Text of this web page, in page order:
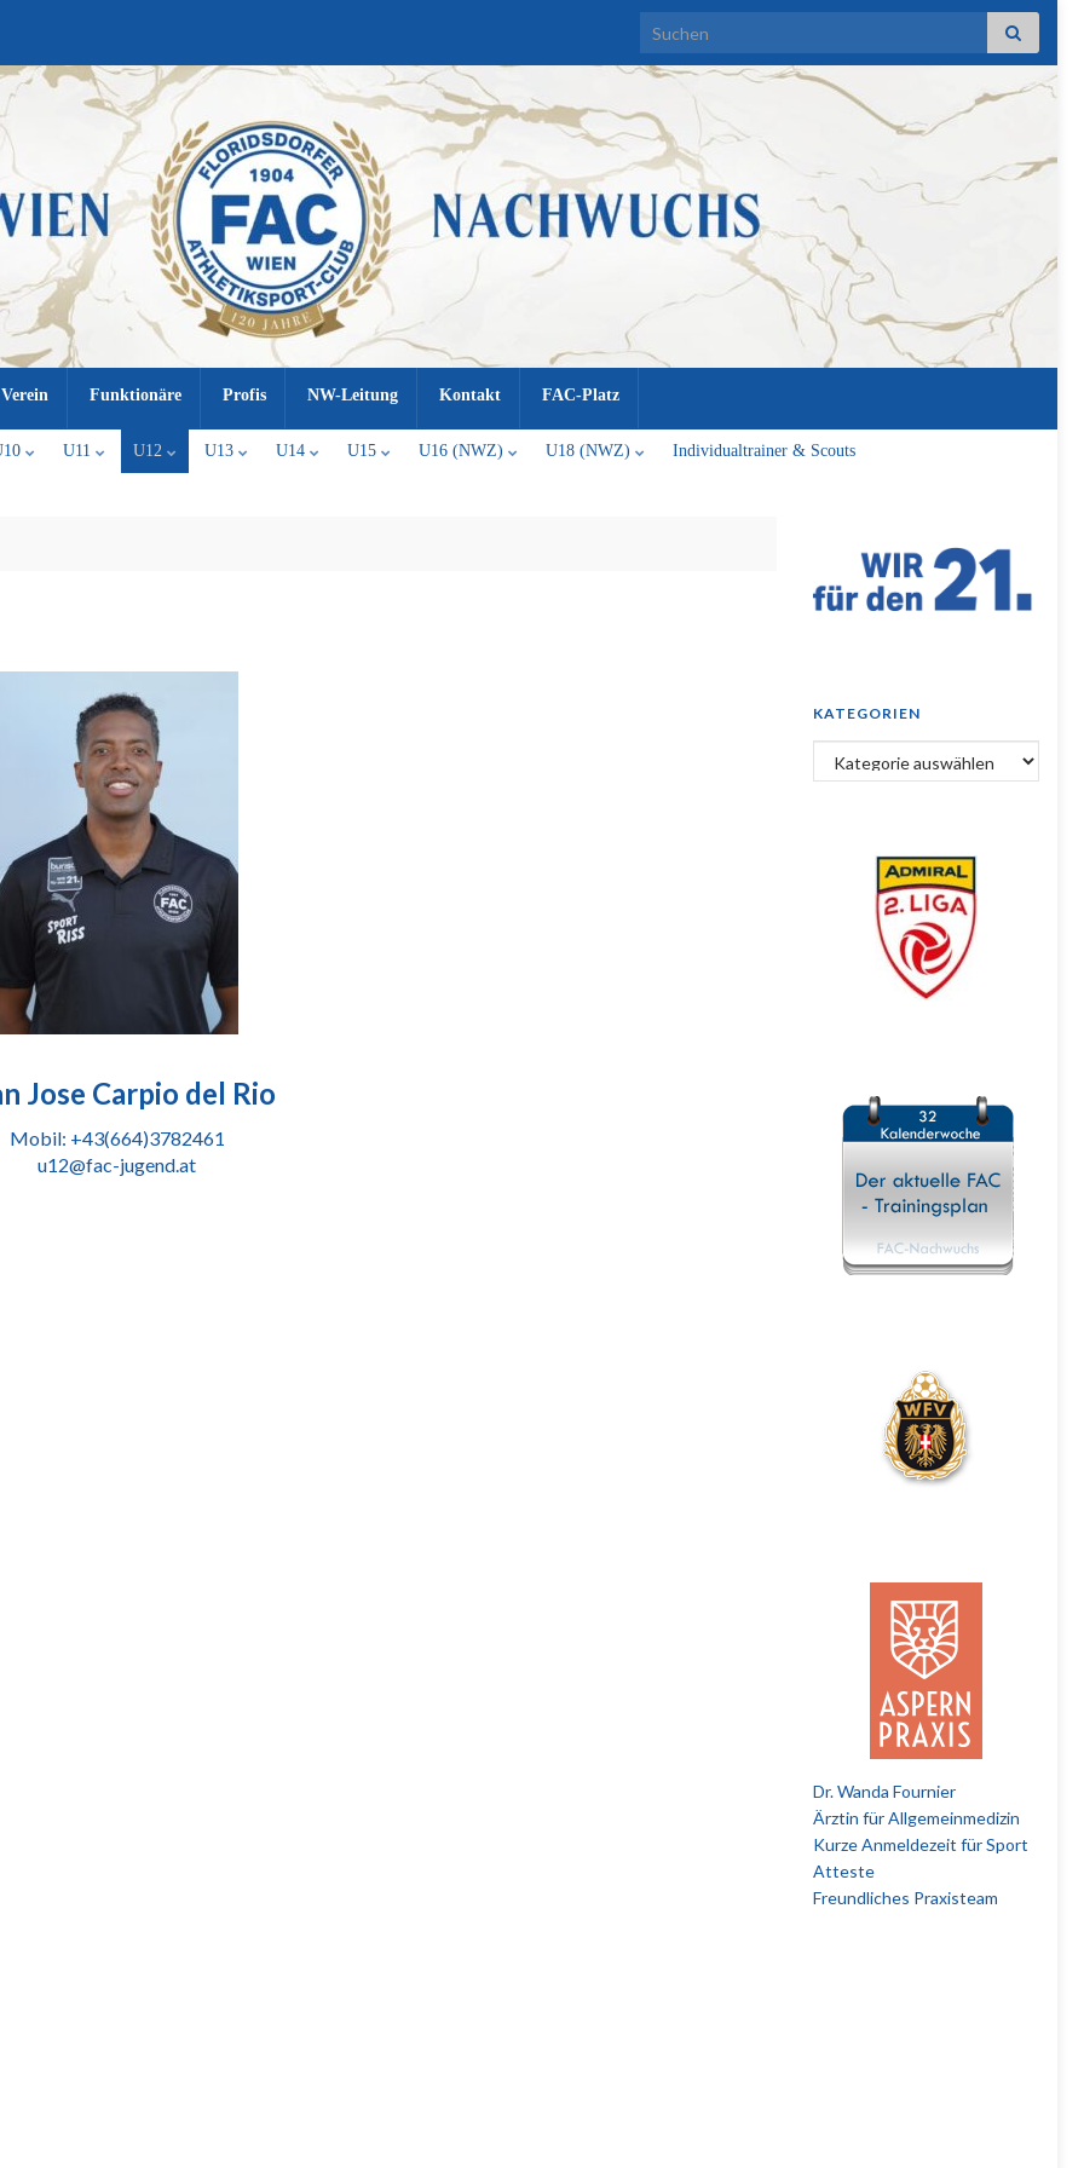
Search for:
Verein Funktionäre Profis NW-Leitung Kontakt FAC-Platz
U11 U12 U13 U14 U15 U16 (NWZ) U18 (NWZ) Individualtrainer & Scouts
Jose Carpio del Rio
Mobil: +43(664)3782461
u12@fac-jugend.at
KATEGORIEN
Kategorien
Dr. Wanda Fournier
Ärztin für Allgemeinmedizin
Kurze Anmeldezeit für Sport
Atteste
Freundliches Praxisteam